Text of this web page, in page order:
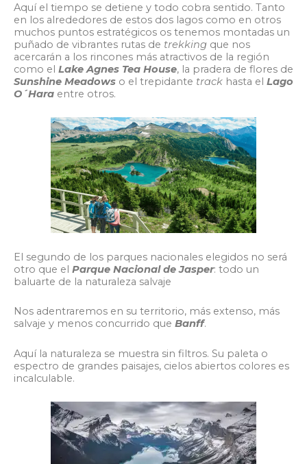
Aquí el tiempo se detiene y todo cobra sentido. Tanto
en los alrededores de estos dos lagos como en otros
muchos puntos estratégicos os tenemos montadas un
puñado de vibrantes rutas de trekking que nos
acercarán a los rincones más atractivos de la región
como el Lake Agnes Tea House, la pradera de flores de
Sunshine Meadows o el trepidante track hasta el Lago
O´Hara entre otros.
El segundo de los parques nacionales elegidos no será
otro que el Parque Nacional de Jasper: todo un
baluarte de la naturaleza salvaje
Nos adentraremos en su territorio, más extenso, más
salvaje y menos concurrido que Banff.
Aquí la naturaleza se muestra sin filtros. Su paleta o
espectro de grandes paisajes, cielos abiertos colores es
incalculable.